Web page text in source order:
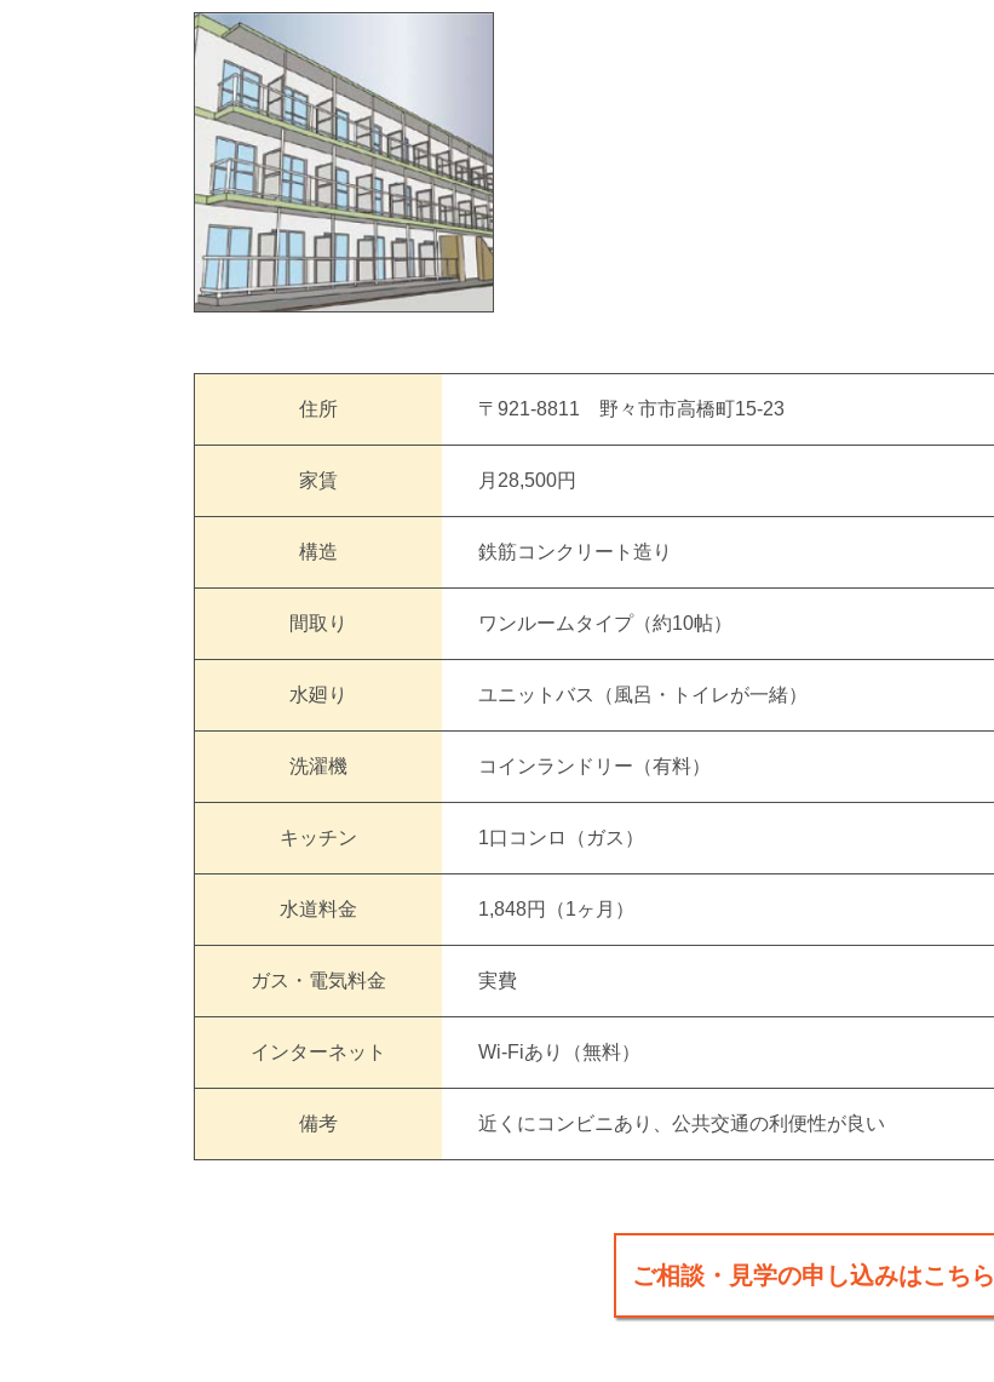
住所 〒921-8811 野々市市高橋町15-23
家賃 月28,500円
構造 鉄筋コンクリート造り
間取り ワンルームタイプ（約10帖）
水廻り ユニットバス（風呂・トイレが一緒）
洗濯機 コインランドリー（有料）
キッチン 1口コンロ（ガス）
水道料金 1,848円（1ヶ月）
ガス・電気料金 実費
インターネット Wi-Fiあり（無料）
備考 近くにコンビニあり、公共交通の利便性が良い
ご相談・見学の申し込みはこちら